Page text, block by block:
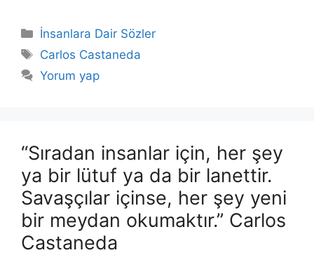
Kategoriler
İnsanlara Dair Sözler
Etiketler
Carlos Castaneda
Yorum yap
“Sıradan insanlar için, her şey
ya bir lütuf ya da bir lanettir.
Savaşçılar içinse, her şey yeni
bir meydan okumaktır.” Carlos
Castaneda